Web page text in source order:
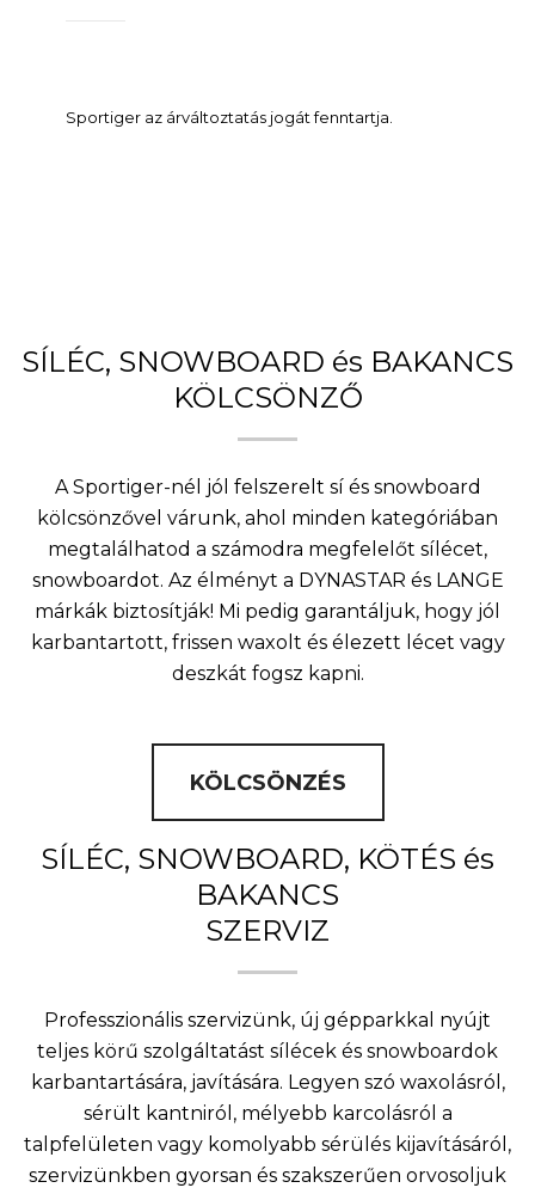
Sportiger az árváltoztatás jogát fenntartja.
SÍLÉC, SNOWBOARD és BAKANCS
KÖLCSÖNZŐ
A Sportiger-nél jól felszerelt sí és snowboard
kölcsönzővel várunk, ahol minden kategóriában
megtalálhatod a számodra megfelelőt sílécet,
snowboardot. Az élményt a DYNASTAR és LANGE
márkák biztosítják! Mi pedig garantáljuk, hogy jól
karbantartott, frissen waxolt és élezett lécet vagy
deszkát fogsz kapni.
KÖLCSÖNZÉS
SÍLÉC, SNOWBOARD, KÖTÉS és
BAKANCS
SZERVIZ
Professzionális szervizünk, új gépparkkal nyújt
teljes körű szolgáltatást sílécek és snowboardok
karbantartására, javítására. Legyen szó waxolásról,
sérült kantniról, mélyebb karcolásról a
talpfelületen vagy komolyabb sérülés kijavításáról,
szervizünkben gyorsan és szakszerűen orvosoljuk